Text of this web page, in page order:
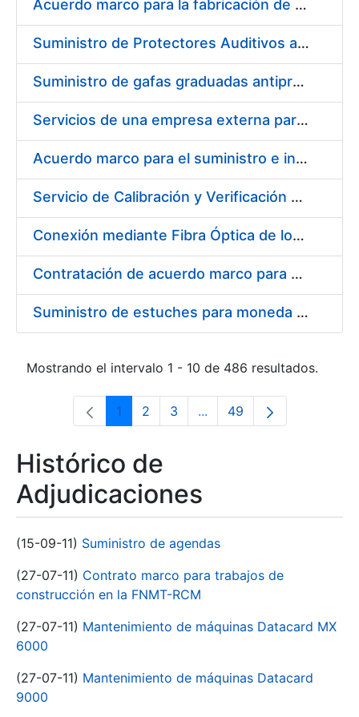
Acuerdo marco para la fabricación de piezas
Suministro de Protectores Auditivos a medida para las personas trabajadoras de los Centros de Trabajo de Madrid y Burgos
Suministro de gafas graduadas antiproyecciones para los trabajadores de la FNMT-RCM en los centros de trabajo de Madrid y Burgos
Servicios de una empresa externa para el asesoramiento y resolución de los recursos de alzada que se presentan relacionados con procesos de selección para la FNMT-RCM
Acuerdo marco para el suministro e instalación de persianas, estores y otros complementos
Servicio de Calibración y Verificación Externa de los Equipos de Medición del Servicio de Prevención de la FNMT-RCM
Conexión mediante Fibra Óptica de los Centros de Proceso de Datos (CPDs) de las sedes de la FNMT-RCM de Burgos y Madrid
Contratación de acuerdo marco para el Suministro de Material de Electricidad para la Fábrica Nacional de Moneda y Timbre-Real Casa de la Moneda en su centro de trabajo de Burgos
Suministro de estuches para moneda de 30 €
Mostrando el intervalo 1 - 10 de 486 resultados.
Página
1 Página
2 Página
3 ...Páginas intermedias Use
Página
49
Histórico de
Adjudicaciones
(15-09-11) Suministro de agendas
(27-07-11) Contrato marco para trabajos de
construcción en la FNMT-RCM
(27-07-11) Mantenimiento de máquinas Datacard MX
6000
(27-07-11) Mantenimiento de máquinas Datacard
9000